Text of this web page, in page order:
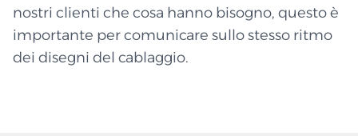
nostri clienti che cosa hanno bisogno, questo è
importante per comunicare sullo stesso ritmo
dei disegni del cablaggio.